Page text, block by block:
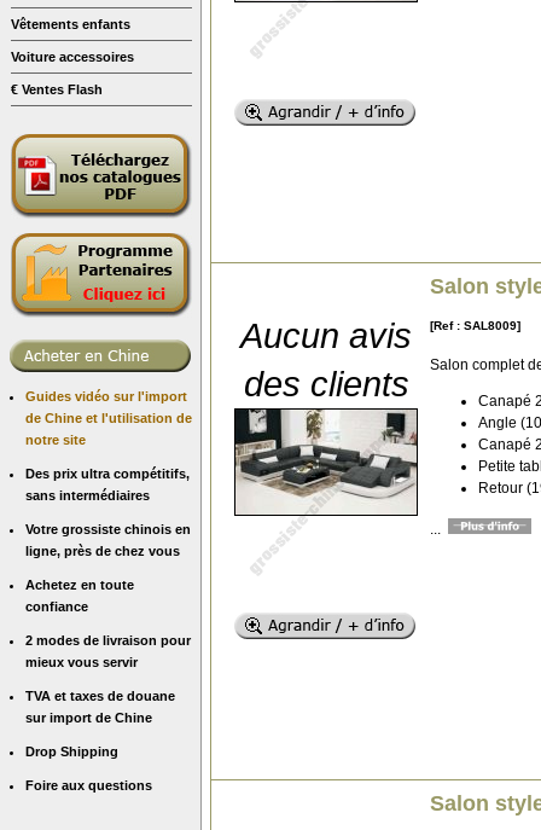
Vêtements enfants
Voiture accessoires
€ Ventes Flash
Guides vidéo sur l'import
de Chine et l'utilisation de
notre site
Des prix ultra compétitifs,
sans intermédiaires
Votre grossiste chinois en
ligne, près de chez vous
Achetez en toute
confiance
2 modes de livraison pour
mieux vous servir
TVA et taxes de douane
sur import de Chine
Drop Shipping
Foire aux questions
Aucun avis
des clients
Salon
[Ref : SAL8009]
Salon complet
Canapé
Angle
Canapé
Petite
Retour
Salon